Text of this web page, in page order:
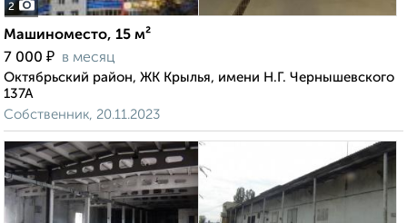
2
Машиноместо, 15 м²
7 000 ₽ в месяц
Октябрьский район, ЖК Крылья, имени Н.Г. Чернышевского
137А
Собственник, 20.11.2023